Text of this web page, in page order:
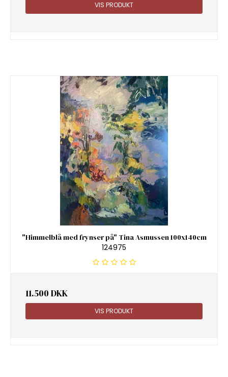
VIS PRODUKT
"Himmelblå med frynser på" Tina Asmussen 100x140cm
124975
11.500 DKK
VIS PRODUKT